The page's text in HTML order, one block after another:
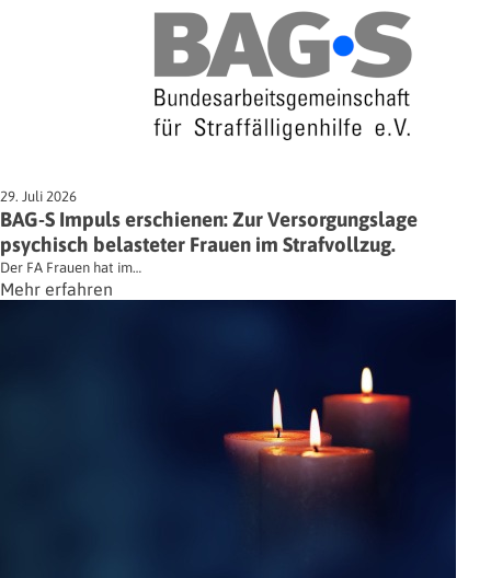
29. Juli 2026
BAG-S Impuls erschienen: Zur Versorgungslage
psychisch belasteter Frauen im Strafvollzug.
Der FA Frauen hat im…
Mehr erfahren